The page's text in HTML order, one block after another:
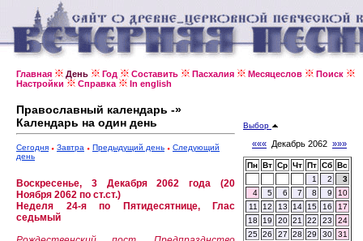
Главная День Год Составить Пасхалия Месяцеслов
Поиск
Настройки
Справка In english
Православный календарь -»
Календарь на один день
Сегодня Завтра Предыдущий день
Следующий
день
Воскресенье, 3 Декабря 2062 года (20
Ноября 2062 по ст.ст.)
Неделя 24-я по Пятидесятнице, Глас
седьмый
Выбор
««« Декабрь 2062 »»»
Пн Вт Ср Чт Пт Сб Вс
1
2
3
4
5 6 7 8 9
10
11
12 13 14 15 16
17
18
19 20 21 22 23
24
25 26 27 28 29 30 31